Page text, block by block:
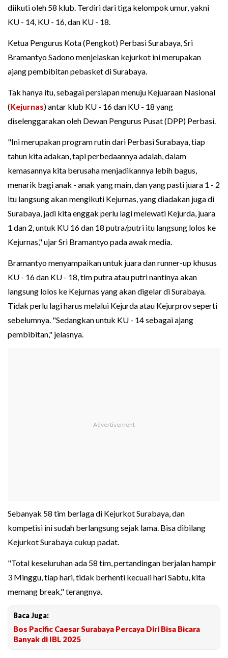
diikuti oleh 58 klub. Terdiri dari tiga kelompok umur, yakni
KU - 14, KU - 16, dan KU - 18.
Ketua Pengurus Kota (Pengkot) Perbasi Surabaya, Sri
Bramantyo Sadono menjelaskan kejurkot ini merupakan
ajang pembibitan pebasket di Surabaya.
Tak hanya itu, sebagai persiapan menuju Kejuaraan Nasional
(Kejurnas) antar klub KU - 16 dan KU - 18 yang
diselenggarakan oleh Dewan Pengurus Pusat (DPP) Perbasi.
"Ini merupakan program rutin dari Perbasi Surabaya, tiap
tahun kita adakan, tapi perbedaannya adalah, dalam
kemasannya kita berusaha menjadikannya lebih bagus,
menarik bagi anak - anak yang main, dan yang pasti juara 1 - 2
itu langsung akan mengikuti Kejurnas, yang diadakan juga di
Surabaya, jadi kita enggak perlu lagi melewati Kejurda, juara
1 dan 2, untuk KU 16 dan 18 putra/putri itu langsung lolos ke
Kejurnas," ujar Sri Bramantyo pada awak media.
Bramantyo menyampaikan untuk juara dan runner-up khusus
KU - 16 dan KU - 18, tim putra atau putri nantinya akan
langsung lolos ke Kejurnas yang akan digelar di Surabaya.
Tidak perlu lagi harus melalui Kejurda atau Kejurprov seperti
sebelumnya. "Sedangkan untuk KU - 14 sebagai ajang
pembibitan," jelasnya.
Sebanyak 58 tim berlaga di Kejurkot Surabaya, dan
kompetisi ini sudah berlangsung sejak lama. Bisa dibilang
Kejurkot Surabaya cukup padat.
"Total keseluruhan ada 58 tim, pertandingan berjalan hampir
3 Minggu, tiap hari, tidak berhenti kecuali hari Sabtu, kita
memang break," terangnya.
Baca Juga:
Bos Pacific Caesar Surabaya Percaya Diri Bisa Bicara
Banyak di IBL 2025